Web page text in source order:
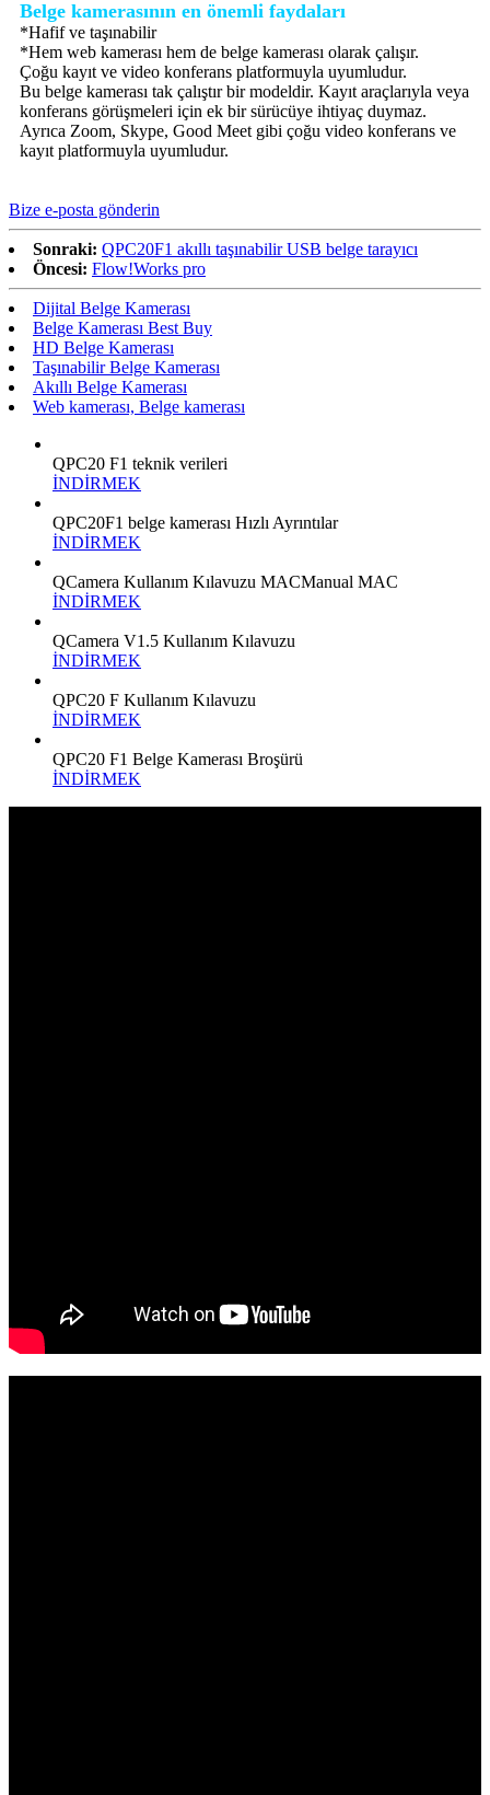
Belge kamerasının en önemli faydaları
*Hafif ve taşınabilir
*Hem web kamerası hem de belge kamerası olarak çalışır.
Çoğu kayıt ve video konferans platformuyla uyumludur.
Bu belge kamerası tak çalıştır bir modeldir. Kayıt araçlarıyla veya
konferans görüşmeleri için ek bir sürücüye ihtiyaç duymaz.
Ayrıca Zoom, Skype, Good Meet gibi çoğu video konferans ve
kayıt platformuyla uyumludur.
Bize e-posta gönderin
Sonraki: QPC20F1 akıllı taşınabilir USB belge tarayıcı
Öncesi: Flow!Works pro
Dijital Belge Kamerası
Belge Kamerası Best Buy
HD Belge Kamerası
Taşınabilir Belge Kamerası
Akıllı Belge Kamerası
Web kamerası, Belge kamerası
QPC20 F1 teknik verileri
İNDİRMEK
QPC20F1 belge kamerası Hızlı Ayrıntılar
İNDİRMEK
QCamera Kullanım Kılavuzu MACManual MAC
İNDİRMEK
QCamera V1.5 Kullanım Kılavuzu
İNDİRMEK
QPC20 F Kullanım Kılavuzu
İNDİRMEK
QPC20 F1 Belge Kamerası Broşürü
İNDİRMEK